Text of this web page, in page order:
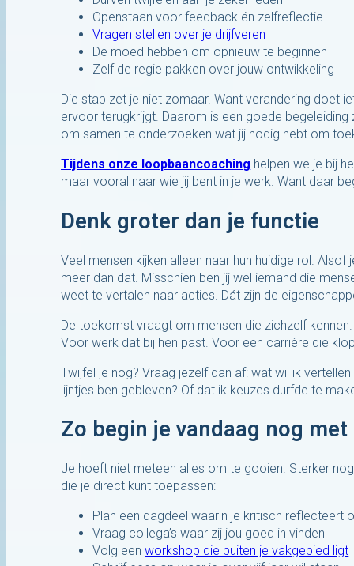
Openstaan voor feedback én zelfreflectie
Vragen stellen over je drijfveren
De moed hebben om opnieuw te beginnen
Zelf de regie pakken over jouw ontwikkeling
Die stap zet je niet zomaar. Want verandering doet
ervoor terugkrijgt. Daarom is een goede
om samen te onderzoeken wat jij nodig hebt om
Tijdens onze loopbaancoaching helpen we je bij
maar vooral naar wie jij bent in je werk. Want daar
Denk groter dan je functie
Veel mensen kijken alleen naar hun huidige rol.
meer dan dat. Misschien ben jij wel iemand die
weet te vertalen naar acties. Dát zijn de
De toekomst vraagt om mensen die zichzelf
Voor werk dat bij hen past. Voor een carrière die
Twijfel je nog? Vraag jezelf dan af: wat wil ik
lijntjes ben gebleven? Of dat ik keuzes durfde te
Zo begin je vandaag nog
Je hoeft niet meteen alles om te gooien. Sterker
die je direct kunt toepassen:
Plan een dagdeel waarin je kritisch reflecteert
Vraag collega’s waar zij jou goed in vinden
Volg eenworkshop die buiten je vakgebied ligt